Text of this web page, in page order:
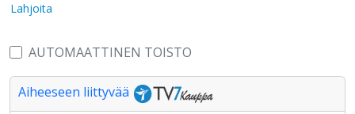
Lahjoita
AUTOMAATTINEN TOISTO
Aiheeseen liittyvää